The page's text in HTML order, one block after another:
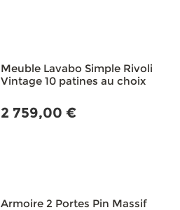
Meuble Lavabo Simple Rivoli
Vintage 10 patines au choix
2 759,00 €
Armoire 2 Portes Pin Massif